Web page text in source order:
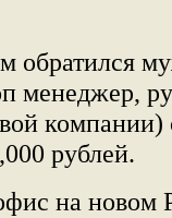
обратился
менеджер,
рублей.
на новом